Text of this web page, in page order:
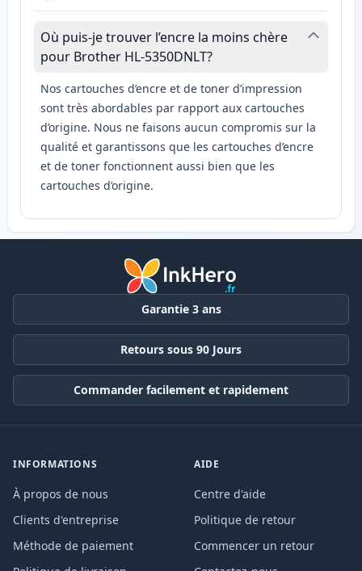
Où puis-je trouver l’encre la moins chère
pour Brother HL-5350DNLT?
Nos cartouches d’encre et de toner d’impression
sont très abordables par rapport aux cartouches
d’origine. Nous ne faisons aucun compromis sur la
qualité et garantissons que les cartouches d’encre
et de toner fonctionnent aussi bien que les
cartouches d’origine.
Garantie 3 ans
Retours sous 90 Jours
Commander facilement et rapidement
INFORMATIONS
À propos de nous
Clients d'entreprise
Méthode de paiement
AIDE
Centre d'aide
Politique de retour
Commencer un retour